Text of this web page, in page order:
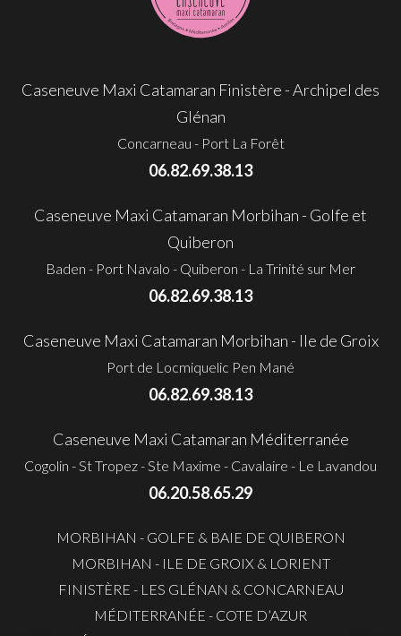
Caseneuve Maxi Catamaran Finistère - Archipel des
Glénan
Concarneau - Port La Forêt
06.82.69.38.13
Caseneuve Maxi Catamaran Morbihan - Golfe et
Quiberon
Baden - Port Navalo - Quiberon - La Trinité sur Mer
06.82.69.38.13
Caseneuve Maxi Catamaran Morbihan - Ile de Groix
Port de Locmiquelic Pen Mané
06.82.69.38.13
Caseneuve Maxi Catamaran Méditerranée
Cogolin - St Tropez - Ste Maxime - Cavalaire - Le Lavandou
06.20.58.65.29
MORBIHAN - GOLFE & BAIE DE QUIBERON
MORBIHAN - ILE DE GROIX & LORIENT
FINISTÈRE - LES GLÉNAN & CONCARNEAU
MÉDITERRANÉE - COTE D’AZUR